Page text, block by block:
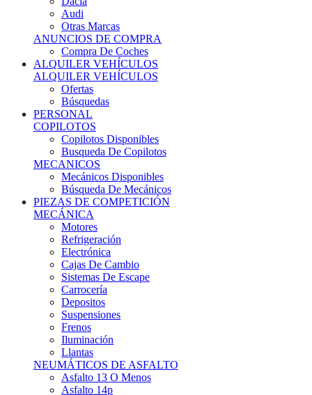
Audi
Otras Marcas
ANUNCIOS DE COMPRA
Compra De Coches
ALQUILER VEHÍCULOS
ALQUILER VEHÍCULOS
Ofertas
Búsquedas
PERSONAL
COPILOTOS
Copilotos Disponibles
Busqueda De Copilotos
MECANICOS
Mecánicos Disponibles
Búsqueda De Mecánicos
PIEZAS DE COMPETICIÓN
MECÁNICA
Motores
Refrigeración
Electrónica
Cajas De Cambio
Sistemas De Escape
Carrocería
Depositos
Suspensiones
Frenos
Iluminación
Llantas
NEUMÁTICOS DE ASFALTO
Asfalto 13 O Menos
Asfalto 14p